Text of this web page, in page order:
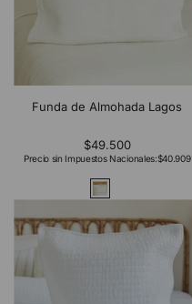
Funda de Almohada Lagos
$49.500
Precio sin Impuestos Nacionales:$40.909